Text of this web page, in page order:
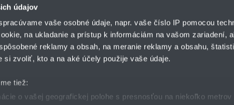
údajov
vaše osobné údaje, napr. vaše číslo IP pomocou
na ukladanie a prístup k informáciám na vašom zariadení,
reklamy a obsah, na meranie reklamy a obsahu,
si zvoliť, kto a na aké účely použije vaše údaje.
tiež:
o vašej geografickej polohe s presnosťou na niekoľko metrov
HENNLICH s.r.o.
Košťany nad Turcom 543